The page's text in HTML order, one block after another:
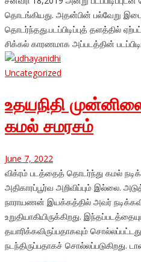
தொடங்கியது. அதன்பின் பல்வேறு
தொடர்ந்தது.படப்பிடிப்புத் தளத்தில்
சிக்கல் காரணமாக அப்படத்தின்
Uncategorized
உதயநிதி
கமல் சமரசம்
June 7, 2022
விக்ரம் படத்தைத் தொடர்ந்து கமல்
அதிகாரப்பூர்வ அறிவிப்பும் இல்லை.
நாராயணன் இயக்கத்தில் அவர்
உறுதியாகியிருக்கிறது.
தயாரிக்கவிருப்பதாகவும்
நடந்திருப்பதாகச் சொல்லப்படுகிறது.